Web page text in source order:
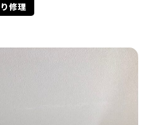
修理